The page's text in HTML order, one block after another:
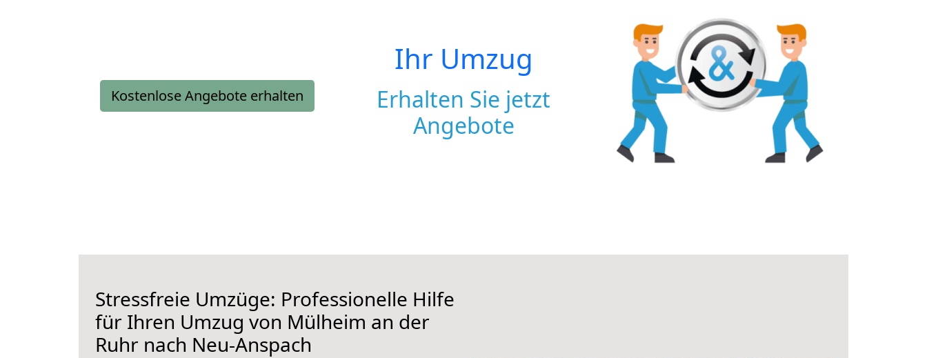
Kostenlose Angebote erhalten
Ihr Umzug
Erhalten Sie jetzt
Angebote
Stressfreie Umzüge: Professionelle Hilfe
für Ihren Umzug von Mülheim an der
Ruhr nach Neu-Anspach